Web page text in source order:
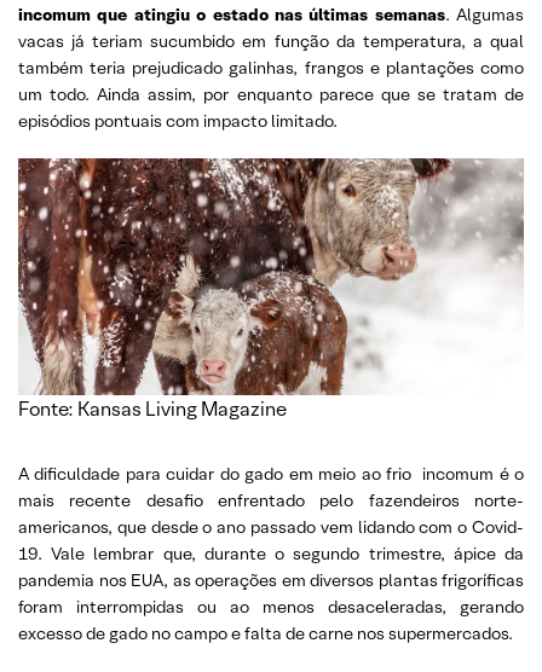
incomum que atingiu o estado nas últimas semanas. Algumas
vacas já teriam sucumbido em função da temperatura, a qual
também teria prejudicado galinhas, frangos e plantações como
um todo. Ainda assim, por enquanto parece que se tratam de
episódios pontuais com impacto limitado.
Fonte: Kansas Living Magazine
A dificuldade para cuidar do gado em meio ao frio incomum é o
mais recente desafio enfrentado pelo fazendeiros norte-
americanos, que desde o ano passado vem lidando com o Covid-
19. Vale lembrar que, durante o segundo trimestre, ápice da
pandemia nos EUA, as operações em diversos plantas frigoríficas
foram interrompidas ou ao menos desaceleradas, gerando
excesso de gado no campo e falta de carne nos supermercados.